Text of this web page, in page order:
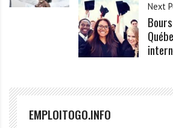
Next
EMPLOITOGO.INFO